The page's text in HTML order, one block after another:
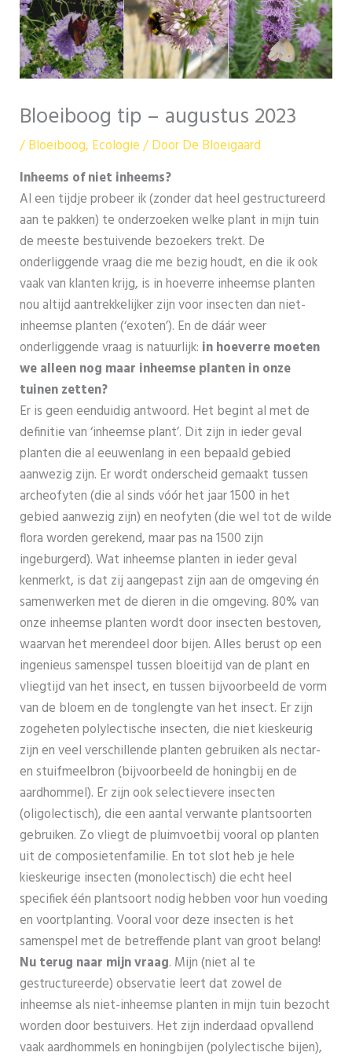
Bloeiboog tip – augustus 2023
/Bloeiboog, Ecologie/ DoorDe Bloeigaard
Inheems of niet inheems?
Al een tijdje probeer ik (zonder dat heel gestructureerd
aan te pakken) te onderzoeken welke plant in mijn tuin
de meeste bestuivende bezoekers trekt. De
onderliggende vraag die me bezig houdt, en die ik ook
vaak van klanten krijg, is in hoeverre inheemse planten
nou altijd aantrekkelijker zijn voor insecten dan niet-
inheemse planten (‘exoten’). En de dáár weer
onderliggende vraag is natuurlijk: in hoeverre moeten
we alleen nog maar inheemse planten in onze
tuinen zetten?
Er is geen eenduidig antwoord. Het begint al met de
definitie van ‘inheemse plant’. Dit zijn in ieder geval
planten die al eeuwenlang in een bepaald gebied
aanwezig zijn. Er wordt onderscheid gemaakt tussen
archeofyten (die al sinds vóór het jaar 1500 in het
gebied aanwezig zijn) en neofyten (die wel tot de wilde
flora worden gerekend, maar pas na 1500 zijn
ingeburgerd). Wat inheemse planten in ieder geval
kenmerkt, is dat zij aangepast zijn aan de omgeving én
samenwerken met de dieren in die omgeving. 80% van
onze inheemse planten wordt door insecten bestoven,
waarvan het merendeel door bijen. Alles berust op een
ingenieus samenspel tussen bloeitijd van de plant en
vliegtijd van het insect, en tussen bijvoorbeeld de vorm
van de bloem en de tonglengte van het insect. Er zijn
zogeheten polylectische insecten, die niet kieskeurig
zijn en veel verschillende planten gebruiken als nectar-
en stuifmeelbron (bijvoorbeeld de honingbij en de
aardhommel). Er zijn ook selectievere insecten
(oligolectisch), die een aantal verwante plantsoorten
gebruiken. Zo vliegt de pluimvoetbij vooral op planten
uit de composietenfamilie. En tot slot heb je hele
kieskeurige insecten (monolectisch) die echt heel
specifiek één plantsoort nodig hebben voor hun voeding
en voortplanting. Vooral voor deze insecten is het
samenspel met de betreffende plant van groot belang!
Nu terug naar mijn vraag. Mijn (niet al te
gestructureerde) observatie leert dat zowel de
inheemse als niet-inheemse planten in mijn tuin bezocht
worden door bestuivers. Het zijn inderdaad opvallend
vaak aardhommels en honingbijen (polylectische bijen),